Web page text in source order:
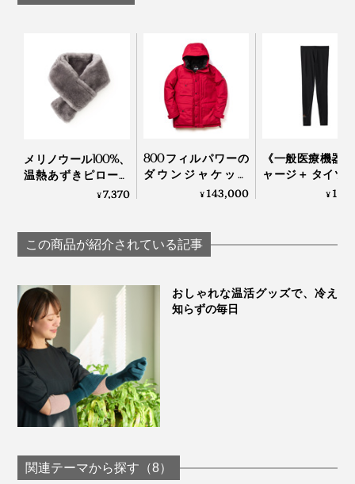
『tet.』を立ち上げた、東かがわ市出身の松下文（まつ
した・ふみ）さんは、
ノを生み出す『手』に注目して、手と、その先に広がる
物語を伝えていく、という想いを込めて、『tet.』と名
と話します。
メリノウール100%、
温熱あずきピロー付
き「ボアマフラー」
¥7,370
800フィルパワーの
ダウンジャケット
「南極観測隊モデ
¥143,000
《一般医療機器
ャージ＋ タイツ
てる間に血行促
¥
この商品が紹介されている記事
おしゃれな温活グッズで、冷え
知らずの毎日
関連テーマから探す（8）